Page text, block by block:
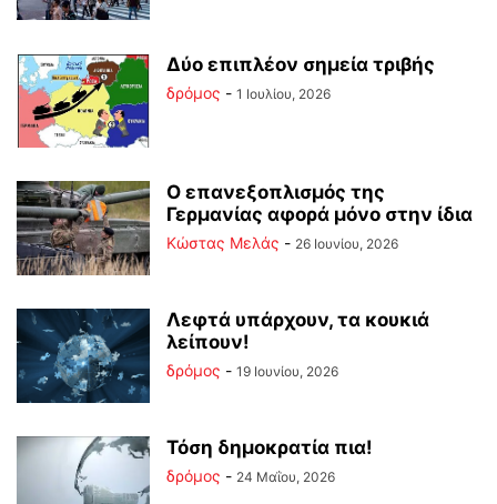
Δύο επιπλέον σημεία τριβής
δρόμος - 1 Ιουλίου, 2026
Ο επανεξοπλισμός της
Γερμανίας αφορά μόνο στην ίδια
Κώστας Μελάς - 26 Ιουνίου, 2026
Λεφτά υπάρχουν, τα κουκιά
λείπουν!
δρόμος - 19 Ιουνίου, 2026
Τόση δημοκρατία πια!
δρόμος - 24 Μαΐου, 2026